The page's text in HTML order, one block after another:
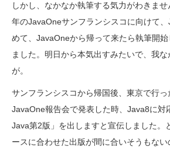
しかし、なかなか執筆する気力がわきま
年のJavaOneサンフランシスコに向けて
めて、JavaOneから帰って来たら執筆開
ました。明日から本気出すみたいで、我
が。
サンフランシスコから帰国後、東京で行
JavaOne報告会で発表した時、Java8に対
Java第2版」を出しますと宣伝しました。
ースに合わせた出版が間に合いそうもな